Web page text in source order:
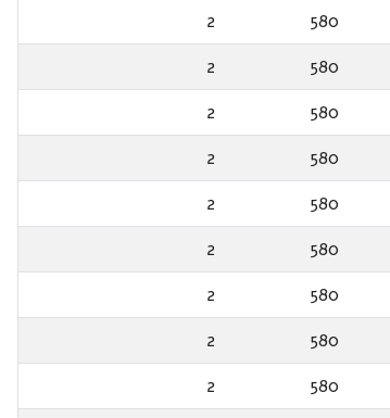
580
2
580
2
580
2
580
2
580
2
580
2
580
2
580
2
580
2